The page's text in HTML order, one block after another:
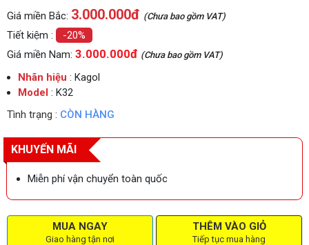
Giá miền Bắc: 3.000.000đ (Chưa bao gồm VAT)
Tiết kiệm :
-20%
Giá miền Nam: 3.000.000đ (Chưa bao gồm VAT)
Nhãn hiệu : Kagol
Model : K32
Tình trạng : CÒN HÀNG
KHUYẾN MÃI
Miễn phí vận chuyển toàn quốc
MUA NGAY
Giao hàng tận nơi
THÊM VÀO GIỎ
Tiếp tục mua hàng